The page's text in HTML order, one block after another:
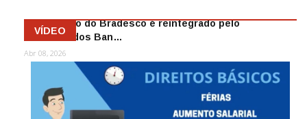
Funcionário do Bradesco é reintegrado pelo
Sindicato dos Ban…
Abr 08, 2026
VÍDEO